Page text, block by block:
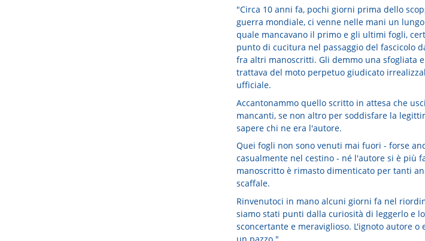
"Circa 10 anni fa, pochi giorni prima dello
guerra mondiale, ci venne nelle mani un
quale mancavano il primo e gli ultimi fogli,
punto di cucitura nel passaggio del fascicolo
fra altri manoscritti. Gli demmo una sfogliata
trattava del moto perpetuo giudicato
ufficiale.
Accantonammo quello scritto in attesa che
mancanti, se non altro per soddisfare la
sapere chi ne era l'autore.
Quei fogli non sono venuti mai fuori - forse
casualmente nel cestino - né l'autore si è più
manoscritto è rimasto dimenticato per tanti
scaffale.
Rinvenutoci in mano alcuni giorni fa nel
siamo stati punti dalla curiosità di leggerlo e
sconcertante e meraviglioso. L'ignoto autore o